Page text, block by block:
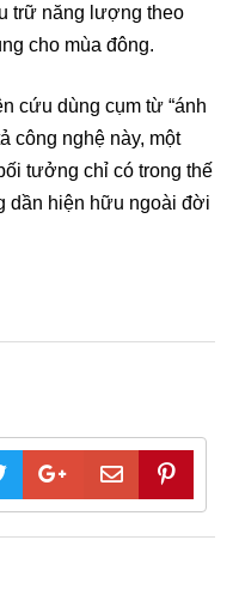
trữ năng lượng theo
cho mùa đông.
cứu dùng cụm từ “ánh
công nghệ này, một
tưởng chỉ có trong thế
dần hiện hữu ngoài đời